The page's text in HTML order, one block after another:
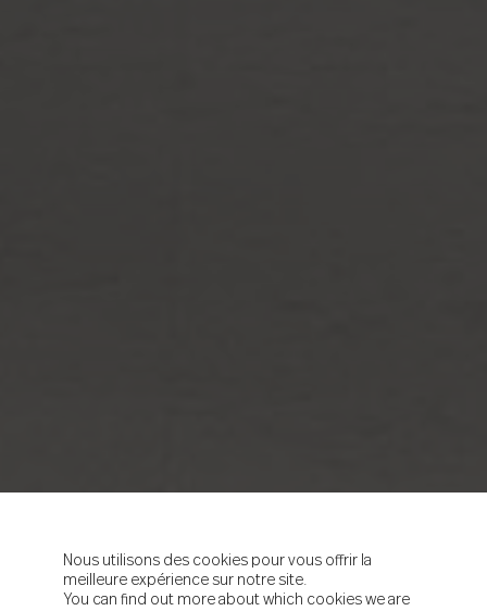
Nous utilisons des cookies pour vous offrir la
meilleure expérience sur notre site.
You can find out more about which cookies we are